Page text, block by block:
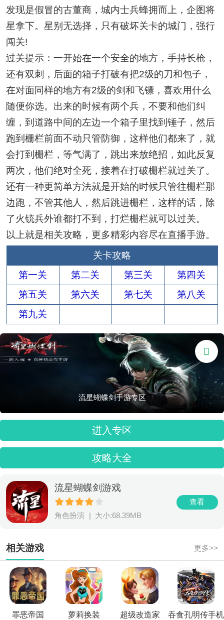
发现是假冒的古董商，城内士兵蜂拥而上，企图将
星拿下。星别无选择，只有破坏关卡的城门，强行
闯关!
过关提示：一开始在一个安全的地方，手持长枪，
还有双刺，后面的箱子打破有把2级的刀和包子，
在对面同样的地方有2级的剑和飞镖，喜欢用什么
随便你选。出来的时候有两个兵，不要和他们纠
缠，到道路中间的左边一个箱子里找到锤子，然后
跑到栅栏前面不动只管防御，这样他们都来了，就
会打到栅栏，等气满了，跳出来放绝招，如此反复
两次，他们绝对全死，接着在打破栅栏就过关了。
还有一种更简单方法就是开始的时候只管往栅栏那
边跑，不管其他人，然后跳进栅栏，这样的话，除
了火铳兵外谁都打不到，打烂栅栏就可以过关。
以上就是相关攻略，更多精彩内容尽在直播手游。
关卡攻略
第一关
第二关 第三关
第四关
第五关
第六关 第七关
第八关
第九关
流星蝴蝶剑手游专区

进入专区
攻略大全
流星蝴蝶剑游戏
角色扮演 | 大小:68.39MB
查看
相关游戏 更多>>
罪恶帝国 萝莉换装 超级改造家
吞食孔明传手机